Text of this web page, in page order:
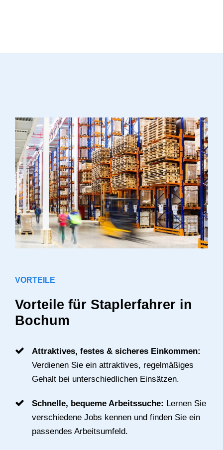
VORTEILE
Vorteile für Staplerfahrer in
Bochum
Attraktives, festes & sicheres Einkommen:
Verdienen Sie ein attraktives, regelmäßiges
Gehalt bei unterschiedlichen Einsätzen.
Schnelle, bequeme Arbeitssuche: Lernen Sie
verschiedene Jobs kennen und finden Sie ein
passendes Arbeitsumfeld.